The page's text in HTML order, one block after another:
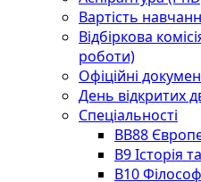
Вартість
Відбіркова
роботи)
Офіційні
День відкритих
Спеціальності
BВ88
B9 Історія
B10